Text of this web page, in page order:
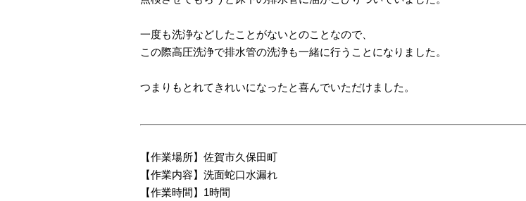
一度も洗浄などしたことがないとのことなので、
この際高圧洗浄で排水管の洗浄も一緒に行うことになりました。
つまりもとれてきれいになったと喜んでいただけました。
【作業場所】佐賀市久保田町
【作業内容】洗面蛇口水漏れ
【作業時間】1時間